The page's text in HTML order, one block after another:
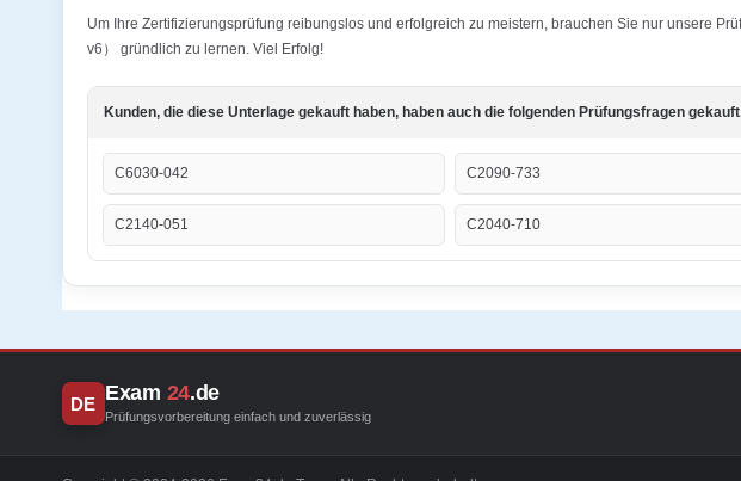
Um Ihre Zertifizierungsprüfung reibungslos und erfolgreich zu meistern, brauchen Sie nur unsere
v6） gründlich zu lernen. Viel Erfolg!
Kunden, die diese Unterlage gekauft haben, haben auch die folgenden Prüfungsfragen
C6030-042 C2090-733
C2140-051 C2040-710
DE Exam 24.de
Prüfungsvorbereitung einfach und zuverlässig